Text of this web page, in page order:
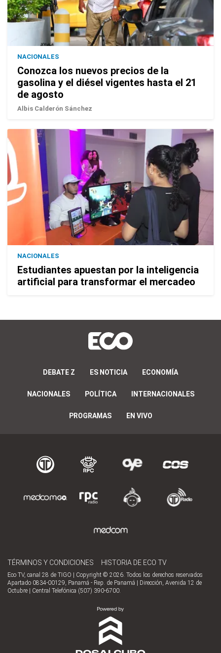
NACIONALES
Conozca los nuevos precios de la
gasolina y el diésel vigentes hasta el 21
de agosto
Albis Calderón Sánchez
NACIONALES
Estudiantes apuestan por la inteligencia
artificial para transformar el mercadeo
DEBATE Z ES NOTICIA ECONOMÍA
NACIONALES POLÍTICA INTERNACIONALES
PROGRAMAS EN VIVO
TÉRMINOS Y CONDICIONES HISTORIA DE ECO TV
Eco TV, canal 28 de TIGO | Copyright © 2026. Todos los derechos reservados
Apartado 0834-00129, Panamá - Rep. de Panamá | Dirección, Avenida 12 de
Octubre | Central Telefónica (507) 390-6700.